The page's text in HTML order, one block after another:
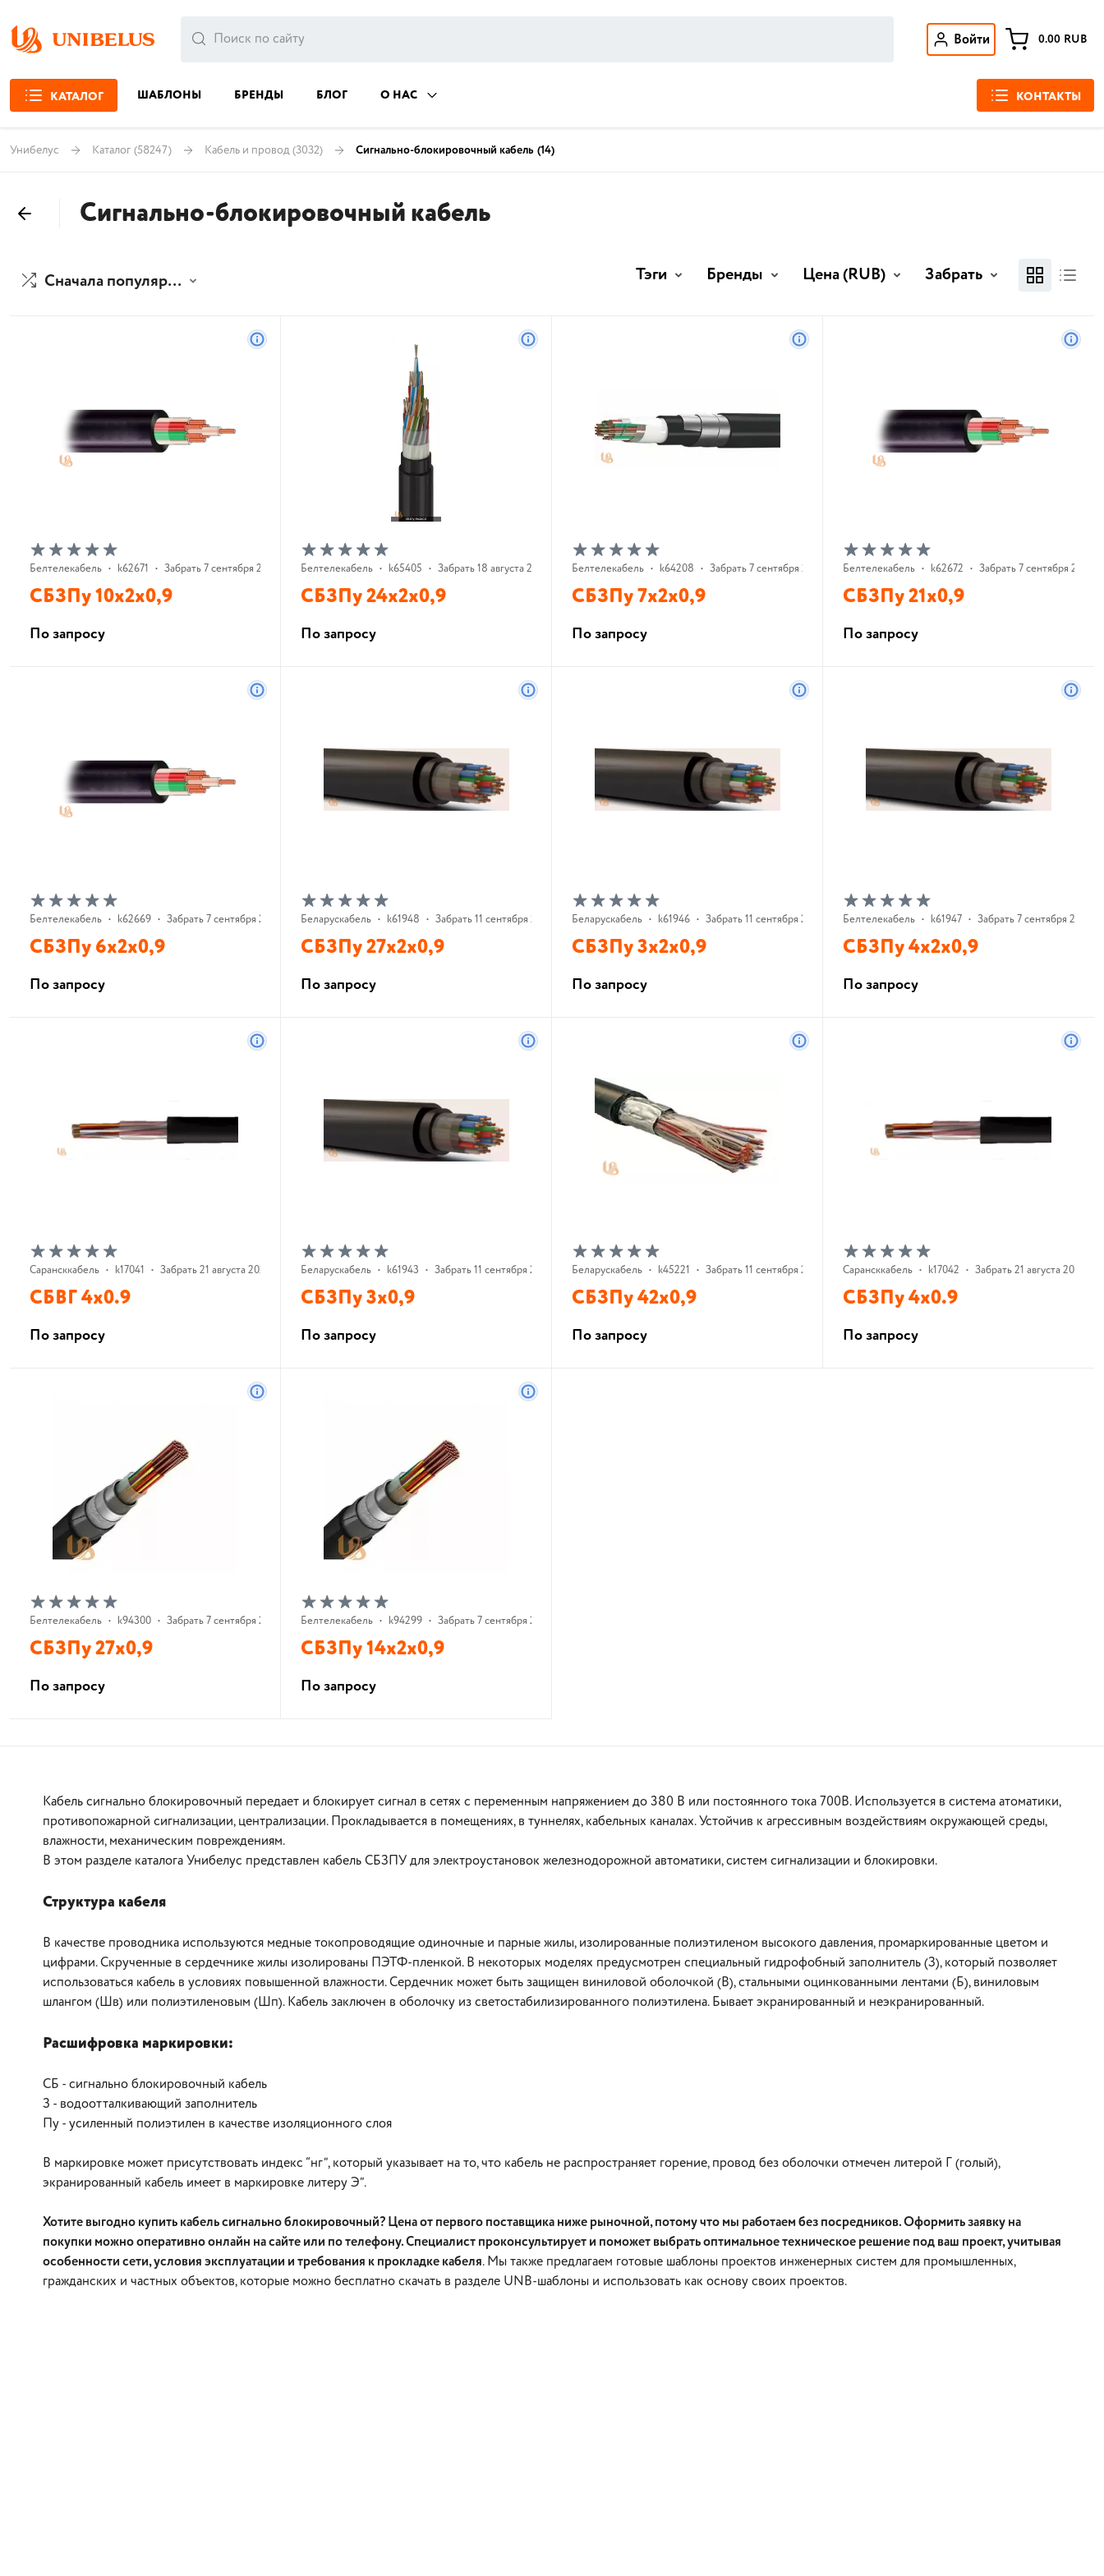
Войти 0.00 RUB
КАТАЛОГ ШАБЛОНЫ БРЕНДЫ БЛОГ О НАС КОНТАКТЫ
Унибелус Каталог (58247) Кабель и провод (3032) Сигнально-блокировочный кабель (14)
Сигнально-блокировочный кабель
Сначала популярные Тэги Бренды Цена(RUB) Забрать
Белтелекабель • k62671 • Забрать 7 сентября 2026 г.
СБЗПу 10х2х0,9
По запросу
Белтелекабель • k65405 • Забрать 18 августа 2026 г.
СБЗПу 24х2х0,9
По запросу
Белтелекабель • k64208 • Забрать 7 сентября 2026 г.
СБЗПу 7х2х0,9
По запросу
Белтелекабель • k62672 • Забрать 7 сентября 2026 г.
СБЗПу 21х0,9
По запросу
Белтелекабель • k62669 • Забрать 7 сентября 2026 г.
СБЗПу 6х2х0,9
По запросу
Беларускабель • k61948 • Забрать 11 сентября 2026 г.
СБЗПу 27х2х0,9
По запросу
Беларускабель • k61946 • Забрать 11 сентября 2026 г.
СБЗПу 3х2х0,9
По запросу
Белтелекабель • k61947 • Забрать 7 сентября 2026 г.
СБЗПу 4х2х0,9
По запросу
Сарансккабель • k17041 • Забрать 21 августа 2026 г.
СБВГ 4х0.9
По запросу
Беларускабель • k61943 • Забрать 11 сентября 2026 г.
СБЗПу 3х0,9
По запросу
Беларускабель • k45221 • Забрать 11 сентября 2026 г.
СБЗПу 42х0,9
По запросу
Сарансккабель • k17042 • Забрать 21 августа 2026 г.
СБЗПу 4х0.9
По запросу
Белтелекабель • k94300 • Забрать 7 сентября 2026 г.
СБЗПу 27х0,9
По запросу
В корзину
Белтелекабель • k94299 • Забрать 7 сентября 2026 г.
СБЗПу 14х2х0,9
По запросу
Кабель сигнально блокировочный передает и блокирует сигнал в сетях с переменным напряжением до 380 В или постоянного тока 700В. Используется в система атоматики,
противопожарной сигнализации, централизации. Прокладывается в помещениях, в туннелях, кабельных каналах. Устойчив к агрессивным воздействиям окружающей среды,
влажности, механическим повреждениям.
В этом разделе каталога Унибелус представлен кабель СБЗПУ для электроустановок железнодорожной автоматики, систем сигнализации и блокировки.
Структура кабеля
В качестве проводника используются медные токопроводящие одиночные и парные жилы, изолированные полиэтиленом высокого давления, промаркированные цветом и
цифрами. Скрученные в сердечнике жилы изолированы ПЭТФ-пленкой. В некоторых моделях предусмотрен специальный гидрофобный заполнитель (З), который позволяет
использоваться кабель в условиях повышенной влажности. Сердечник может быть защищен виниловой оболочкой (В), стальными оцинкованными лентами (Б), виниловым
шлангом (Шв) или полиэтиленовым (Шп). Кабель заключен в оболочку из светостабилизированного полиэтилена. Бывает экранированный и неэкранированный.
Расшифровка маркировки:
СБ - сигнально блокировочный кабель
З - водоотталкивающий заполнитель
Пу - усиленный полиэтилен в качестве изоляционного слоя
В маркировке может присутствовать индекс “нг”, который указывает на то, что кабель не распространяет горение, провод без оболочки отмечен литерой Г (голый),
экранированный кабель имеет в маркировке литеру Э”.
Хотите выгодно купить кабель сигнально блокировочный? Цена от первого поставщика ниже рыночной, потому что мы работаем без посредников. Оформить заявку на
покупки можно оперативно онлайн на сайте или по телефону. Специалист проконсультирует и поможет выбрать оптимальное техническое решение под ваш проект, учитывая
особенности сети, условия эксплуатации и требования к прокладке кабеля. Мы также предлагаем готовые шаблоны проектов инженерных систем для промышленных,
гражданских и частных объектов, которые можно бесплатно скачать в разделе UNB-шаблоны и использовать как основу своих проектов.